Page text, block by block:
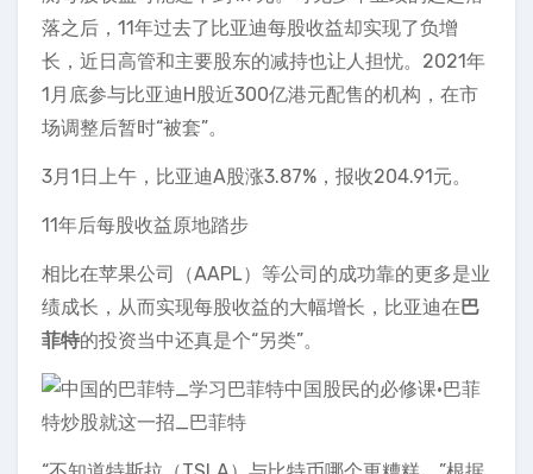
落之后，11年过去了比亚迪每股收益却实现了负增
长，近日高管和主要股东的减持也让人担忧。2021年
1月底参与比亚迪H股近300亿港元配售的机构，在市
场调整后暂时“被套”。
3月1日上午，比亚迪A股涨3.87%，报收204.91元。
11年后每股收益原地踏步
相比在苹果公司（AAPL）等公司的成功靠的更多是业
绩成长，从而实现每股收益的大幅增长，比亚迪在巴
菲特的投资当中还真是个“另类”。